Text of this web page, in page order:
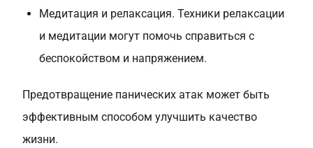
Медитация и релаксация. Техники релаксации
и медитации могут помочь справиться с
беспокойством и напряжением.
Предотвращение панических атак может быть
эффективным способом улучшить качество
жизни.